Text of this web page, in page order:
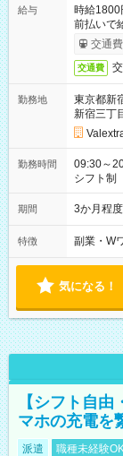
給与
時給
前払いで
交通
交通費
勤務地
東京都新
新宿三丁
勤務時間
09:30～20:30 実働7.5時間／休憩1.5時間 営
シフト制
期間 3か月程
特徴 副業・W
気になる！
【シフト自
マホの充電を
派遣 職種未経験